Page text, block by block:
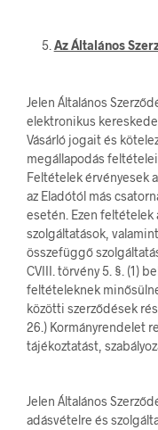
Az Általános
Jelen Általános
elektronikus
Vásárló jogait és
megállapodás
Feltételek érvényesek a
az Eladótól más
esetén. Ezen
szolgáltatások,
összefüggő
CVIII. törvény 5. §. (1)
feltételeknek
közötti szerződések
26.) Kormányrendelet
tájékoztatást,
Jelen Általános
adásvételre és